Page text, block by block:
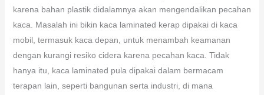
karena bahan plastik didalamnya akan mengendalikan pecahan
kaca. Masalah ini bikin kaca laminated kerap dipakai di kaca
mobil, termasuk kaca depan, untuk menambah keamanan
dengan kurangi resiko cidera karena pecahan kaca. Tidak
hanya itu, kaca laminated pula dipakai dalam bermacam
terapan lain, seperti bangunan serta industri, di mana